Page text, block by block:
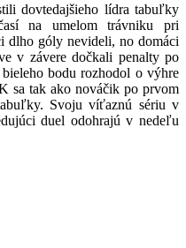
dovtedajšieho lídra tabuľky
na umelom trávniku pri
dlho góly nevideli, no domáci
v závere dočkali penalty po
bodu rozhodol o výhre
sa tak ako nováčik po prvom
Svoju víťaznú sériu v
duel odohrajú v nedeľu